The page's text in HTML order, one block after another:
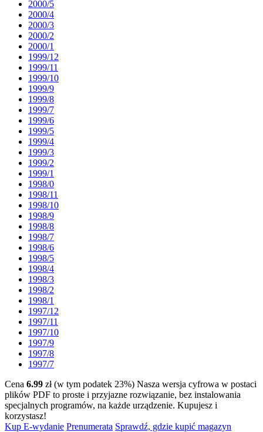
2000/5
2000/4
2000/3
2000/2
2000/1
1999/12
1999/11
1999/10
1999/9
1999/8
1999/7
1999/6
1999/5
1999/4
1999/3
1999/2
1999/1
1998/0
1998/11
1998/10
1998/9
1998/8
1998/7
1998/6
1998/5
1998/4
1998/3
1998/2
1998/1
1997/12
1997/11
1997/10
1997/9
1997/8
1997/7
Cena 6.99 zł (w tym podatek 23%) Nasza wersja cyfrowa w postaci
plików PDF to proste i przyjazne rozwiązanie, bez instalowania
specjalnych programów, na każde urządzenie. Kupujesz i
korzystasz!
Kup E-wydanie Prenumerata Sprawdź, gdzie kupić magazyn